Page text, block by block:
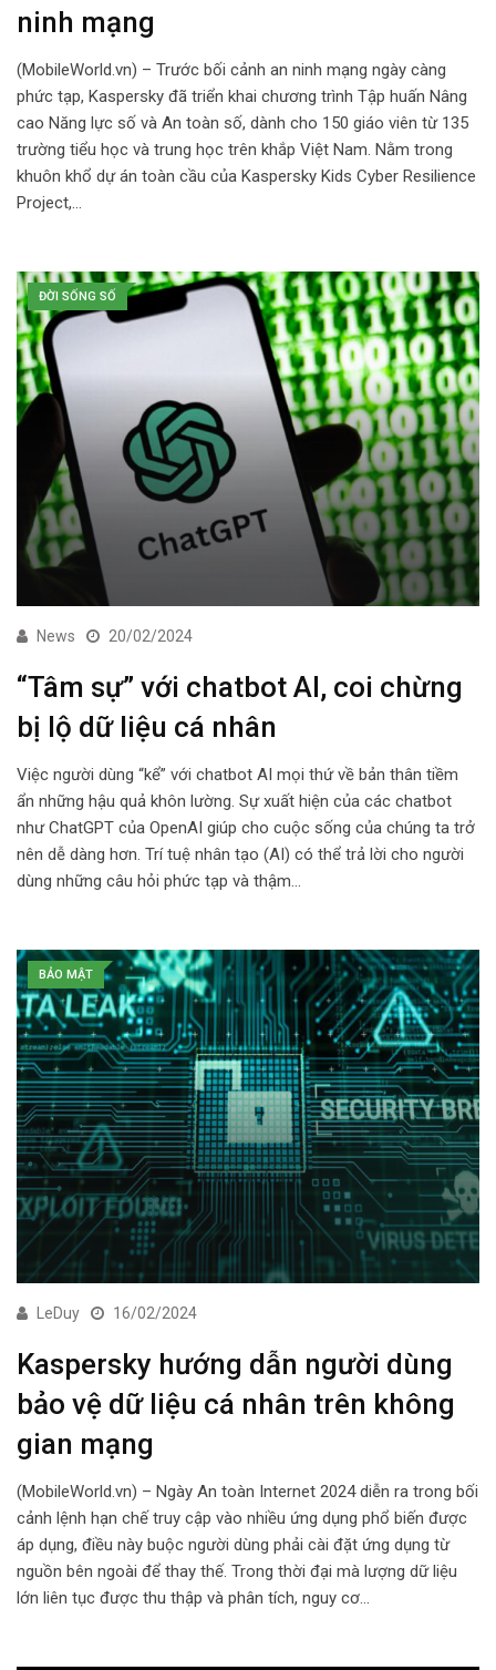
ninh mạng
(MobileWorld.vn) – Trước bối cảnh an ninh mạng ngày càng
phức tạp, Kaspersky đã triển khai chương trình Tập huấn Nâng
cao Năng lực số và An toàn số, dành cho 150 giáo viên từ 135
trường tiểu học và trung học trên khắp Việt Nam. Nằm trong
khuôn khổ dự án toàn cầu của Kaspersky Kids Cyber Resilience
Project,…
ĐỜI SỐNG SỐ
News 20/02/2024
“Tâm sự” với chatbot AI, coi chừng
bị lộ dữ liệu cá nhân
Việc người dùng “kể” với chatbot AI mọi thứ về bản thân tiềm
ẩn những hậu quả khôn lường. Sự xuất hiện của các chatbot
như ChatGPT của OpenAI giúp cho cuộc sống của chúng ta trở
nên dễ dàng hơn. Trí tuệ nhân tạo (AI) có thể trả lời cho người
dùng những câu hỏi phức tạp và thậm…
BẢO MẬT
LeDuy 16/02/2024
Kaspersky hướng dẫn người dùng
bảo vệ dữ liệu cá nhân trên không
gian mạng
(MobileWorld.vn) – Ngày An toàn Internet 2024 diễn ra trong bối
cảnh lệnh hạn chế truy cập vào nhiều ứng dụng phổ biến được
áp dụng, điều này buộc người dùng phải cài đặt ứng dụng từ
nguồn bên ngoài để thay thế. Trong thời đại mà lượng dữ liệu
lớn liên tục được thu thập và phân tích, nguy cơ…